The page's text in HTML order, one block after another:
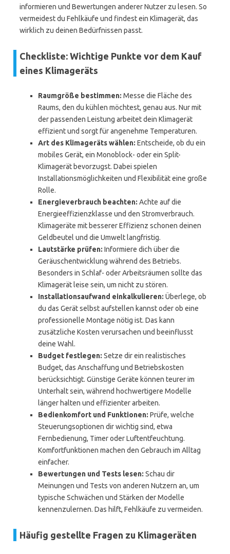
informieren und Bewertungen anderer Nutzer zu lesen. So
vermeidest du Fehlkäufe und findest ein Klimagerät, das
wirklich zu deinen Bedürfnissen passt.
Checkliste: Wichtige Punkte vor dem Kauf
eines Klimageräts
Raumgröße bestimmen: Messe die Fläche des
Raums, den du kühlen möchtest, genau aus. Nur mit
der passenden Leistung arbeitet dein Klimagerät
effizient und sorgt für angenehme Temperaturen.
Art des Klimageräts wählen: Entscheide, ob du ein
mobiles Gerät, ein Monoblock- oder ein Split-
Klimagerät bevorzugst. Dabei spielen
Installationsmöglichkeiten und Flexibilität eine große
Rolle.
Energieverbrauch beachten: Achte auf die
Energieeffizienzklasse und den Stromverbrauch.
Klimageräte mit besserer Effizienz schonen deinen
Geldbeutel und die Umwelt langfristig.
Lautstärke prüfen: Informiere dich über die
Geräuschentwicklung während des Betriebs.
Besonders in Schlaf- oder Arbeitsräumen sollte das
Klimagerät leise sein, um nicht zu stören.
Installationsaufwand einkalkulieren: Überlege, ob
du das Gerät selbst aufstellen kannst oder ob eine
professionelle Montage nötig ist. Das kann
zusätzliche Kosten verursachen und beeinflusst
deine Wahl.
Budget festlegen: Setze dir ein realistisches
Budget, das Anschaffung und Betriebskosten
berücksichtigt. Günstige Geräte können teurer im
Unterhalt sein, während hochwertigere Modelle
länger halten und effizienter arbeiten.
Bedienkomfort und Funktionen: Prüfe, welche
Steuerungsoptionen dir wichtig sind, etwa
Fernbedienung, Timer oder Luftentfeuchtung.
Komfortfunktionen machen den Gebrauch im Alltag
einfacher.
Bewertungen und Tests lesen: Schau dir
Meinungen und Tests von anderen Nutzern an, um
typische Schwächen und Stärken der Modelle
kennenzulernen. Das hilft, Fehlkäufe zu vermeiden.
Häufig gestellte Fragen zu Klimageräten